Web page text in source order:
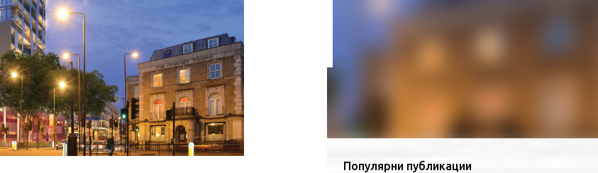
Популярни публикации